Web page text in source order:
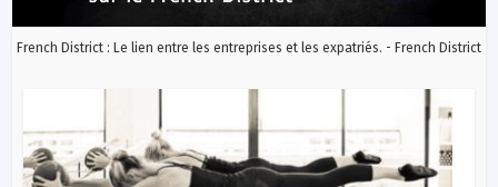
French District : Le lien entre les entreprises et les expatriés. - French District